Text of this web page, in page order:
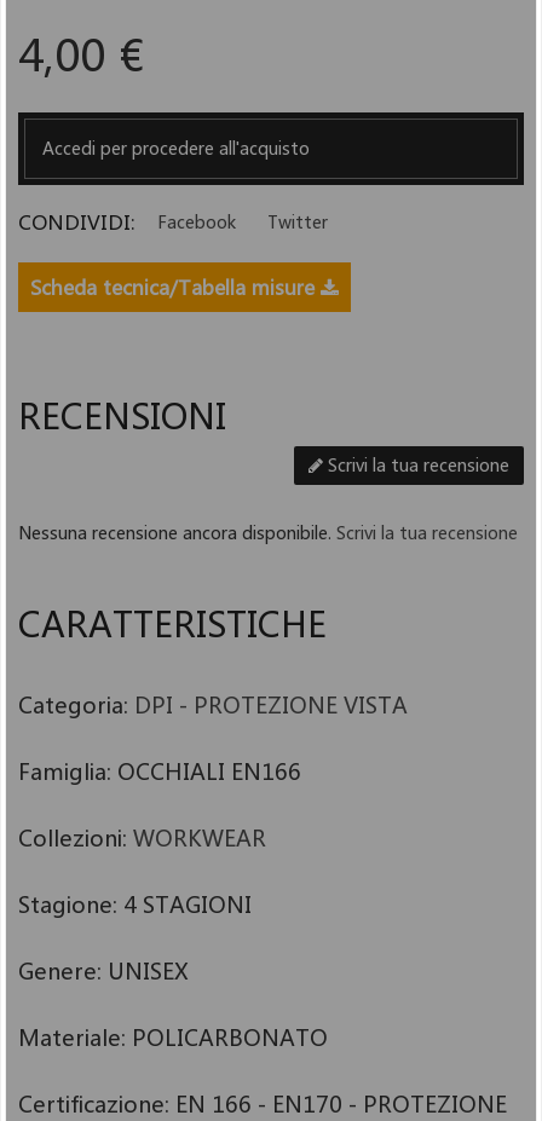
4,00 €
Accedi per procedere all'acquisto
CONDIVIDI: Facebook Twitter
Scheda tecnica/Tabella misure
RECENSIONI
Scrivi la tua recensione
Nessuna recensione ancora disponibile. Scrivi la tua recensione
CARATTERISTICHE
Categoria: DPI - PROTEZIONE VISTA
Famiglia: OCCHIALI EN166
Collezioni: WORKWEAR
Stagione: 4 STAGIONI
Genere: UNISEX
Materiale: POLICARBONATO
Certificazione: EN 166 - EN170 - PROTEZIONE